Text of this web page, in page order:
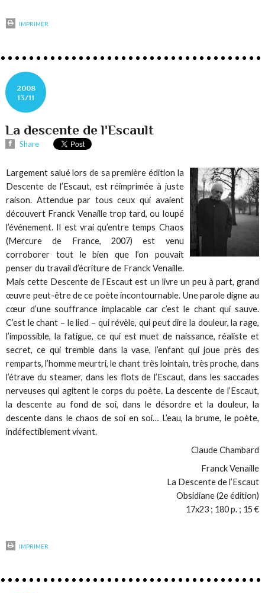
IMPRIMER
2008
13/11
La descente de l'Escault
Share
Largement salué lors de sa première édition la
Descente de l’Escaut, est réimprimée à juste
raison. Attendue par tous ceux qui avaient
découvert Franck Venaille trop tard, ou loupé
l’événement. Il est vrai qu’entre temps Chaos
(Mercure de France, 2007) est venu
corroborer tout le bien que l’on pouvait
penser du travail d’écriture de Franck Venaille.
Mais cette Descente de l’Escaut est un livre un peu à part, grand
œuvre peut-être de ce poète incontournable. Une parole digne au
cœur d’une souffrance implacable car c’est le chant qui sauve.
C’est le chant – le lied – qui révèle, qui peut dire la douleur, la rage,
l’impossible, la fatigue, ce qui est muet de naissance, réaliste et
secret, ce qui tremble dans la vase, l’enfant qui joue près des
remparts, l’homme meurtri, le chant très lointain, très proche, dans
l’étrave du steamer, dans les flots de l’Escaut, dans les saccades
nerveuses qui agitent le corps du poète. La descente de l’Escaut,
la descente au fond de soi, dans le désordre et la douleur, la
descente dans le chaos de soi en soi… L’eau, la brume, le poète,
indéfectiblement vivant.
Claude Chambard
Franck Venaille
La Descente de l’Escaut
Obsidiane (2e édition)
17x23 ; 180 p. ; 15 €
IMPRIMER